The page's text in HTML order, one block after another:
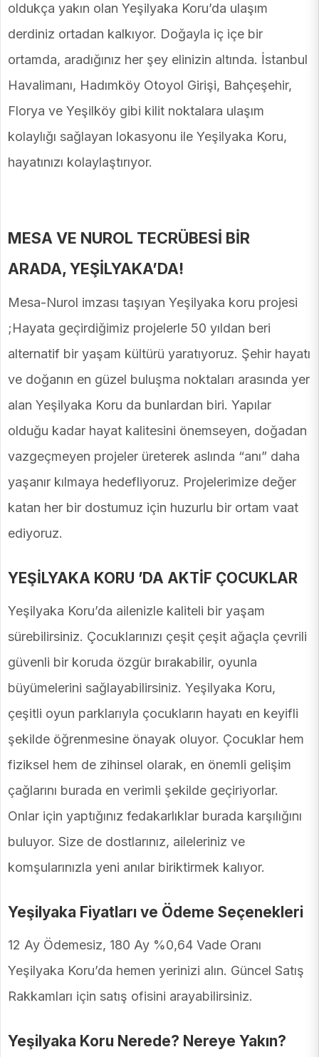
oldukça yakın olan Yeşilyaka Koru’da ulaşım
derdiniz ortadan kalkıyor. Doğayla iç içe bir
ortamda, aradığınız her şey elinizin altında. İstanbul
Havalimanı, Hadımköy Otoyol Girişi, Bahçeşehir,
Florya ve Yeşilköy gibi kilit noktalara ulaşım
kolaylığı sağlayan lokasyonu ile Yeşilyaka Koru,
hayatınızı kolaylaştırıyor.
MESA VE NUROL TECRÜBESİ BİR
ARADA, YEŞİLYAKA’DA!
Mesa-Nurol imzası taşıyan Yeşilyaka koru projesi
;Hayata geçirdiğimiz projelerle 50 yıldan beri
alternatif bir yaşam kültürü yaratıyoruz. Şehir hayatı
ve doğanın en güzel buluşma noktaları arasında yer
alan Yeşilyaka Koru da bunlardan biri. Yapılar
olduğu kadar hayat kalitesini önemseyen, doğadan
vazgeçmeyen projeler üreterek aslında “anı” daha
yaşanır kılmaya hedefliyoruz. Projelerimize değer
katan her bir dostumuz için huzurlu bir ortam vaat
ediyoruz.
YEŞİLYAKA KORU ’DA AKTİF ÇOCUKLAR
Yeşilyaka Koru’da ailenizle kaliteli bir yaşam
sürebilirsiniz. Çocuklarınızı çeşit çeşit ağaçla çevrili
güvenli bir koruda özgür bırakabilir, oyunla
büyümelerini sağlayabilirsiniz. Yeşilyaka Koru,
çeşitli oyun parklarıyla çocukların hayatı en keyifli
şekilde öğrenmesine önayak oluyor. Çocuklar hem
fiziksel hem de zihinsel olarak, en önemli gelişim
çağlarını burada en verimli şekilde geçiriyorlar.
Onlar için yaptığınız fedakarlıklar burada karşılığını
buluyor. Size de dostlarınız, aileleriniz ve
komşularınızla yeni anılar biriktirmek kalıyor.
Yeşilyaka Fiyatları ve Ödeme Seçenekleri
12 Ay Ödemesiz, 180 Ay %0,64 Vade Oranı
Yeşilyaka Koru’da hemen yerinizi alın. Güncel Satış
Rakkamları için satış ofisini arayabilirsiniz.
Yeşilyaka Koru Nerede? Nereye Yakın?